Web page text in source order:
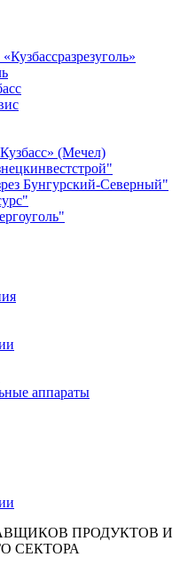
(Мечел)
Бунгурский-Северный"
аппараты
ПРОДУКТОВ И
СЕКТОРА